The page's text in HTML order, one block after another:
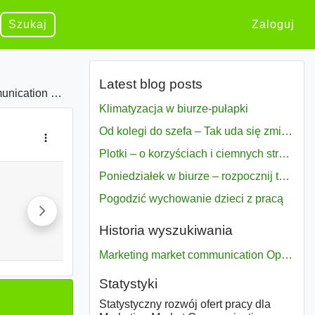
Szukaj Zaloguj
w Opole
Latest blog posts
Klimatyzacja w biurze-pułapki
Od kolegi do szefa – Tak uda się zmiana bezproblemowo
Plotki – o korzyściach i ciemnych stronach
Poniedziałek w biurze – rozpocznij tydzień w pełni zmotywowany
Pogodzić wychowanie dzieci z pracą
Historia wyszukiwania
Marketing market communication Opole
Statystyki
Statystyczny rozwój ofert pracy dla